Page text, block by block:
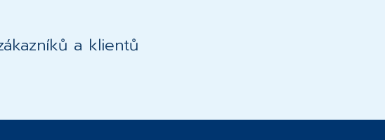
a klientů